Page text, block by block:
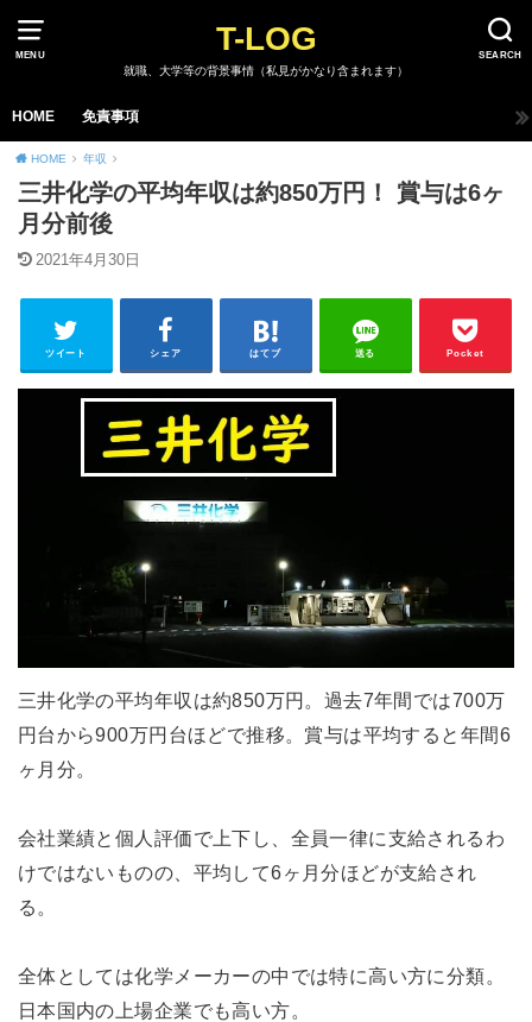
MENU SEARCH
T-LOG
就職、大学等の背景事情（私見がかなり含まれます）
HOME 免責事項
HOME 年収
三井化学の平均年収は約850万円！ 賞与は6ヶ
月分前後
2021年4月30日
ツイート シェア はてブ 送る Pocket
三井化学の平均年収は約850万円。過去7年間では700万
円台から900万円台ほどで推移。賞与は平均すると年間6
ヶ月分。
会社業績と個人評価で上下し、全員一律に支給されるわ
けではないものの、平均して6ヶ月分ほどが支給され
る。
全体としては化学メーカーの中では特に高い方に分類。
日本国内の上場企業でも高い方。